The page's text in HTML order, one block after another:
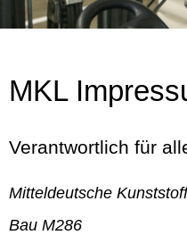
MKL
Verantwortlich für
Mitteldeutsche
Bau M286